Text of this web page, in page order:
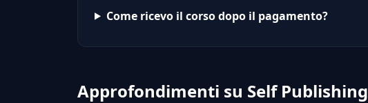
Come ricevo il corso dopo il pagamento?
Approfondimenti su Self Publishing